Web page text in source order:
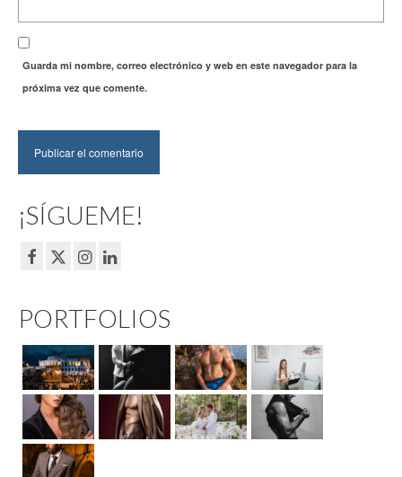
Guarda mi nombre, correo electrónico y web en este navegador para la
próxima vez que comente.
¡SÍGUEME!
PORTFOLIOS